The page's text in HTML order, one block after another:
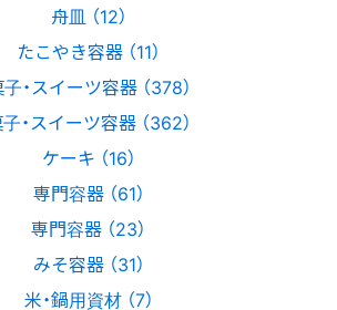
舟皿 （12）
たこやき容器 （11）
・スイーツ容器 （378）
・スイーツ容器 （362）
ケーキ （16）
専門容器 （61）
専門容器 （23）
みそ容器 （31）
米・鍋用資材 （7）